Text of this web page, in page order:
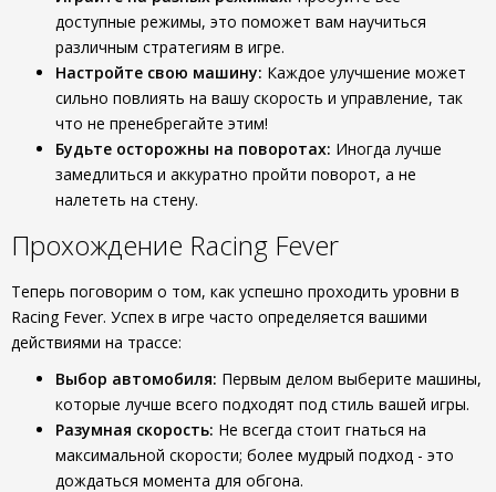
доступные режимы, это поможет вам научиться
различным стратегиям в игре.
Настройте свою машину: Каждое улучшение может
сильно повлиять на вашу скорость и управление, так
что не пренебрегайте этим!
Будьте осторожны на поворотах: Иногда лучше
замедлиться и аккуратно пройти поворот, а не
налететь на стену.
Прохождение Racing Fever
Теперь поговорим о том, как успешно проходить уровни в
Racing Fever. Успех в игре часто определяется вашими
действиями на трассе:
Выбор автомобиля: Первым делом выберите машины,
которые лучше всего подходят под стиль вашей игры.
Разумная скорость: Не всегда стоит гнаться на
максимальной скорости; более мудрый подход - это
дождаться момента для обгона.